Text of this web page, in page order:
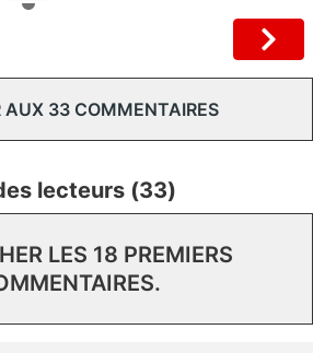
AUX 33 COMMENTAIRES
lecteurs (33)
LES 18 PREMIERS